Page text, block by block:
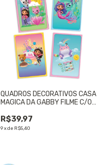
QUADROS DECORATIVOS CASA
MAGICA DA GABBY FILME C/04
R$39,97
9xde R$5,40